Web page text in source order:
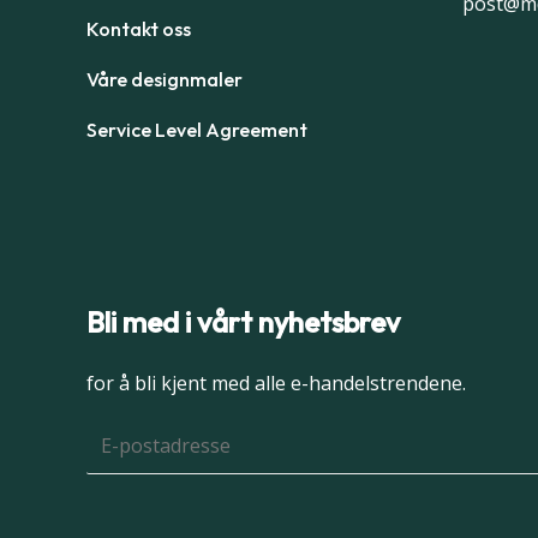
Kontakt oss
Våre designmaler
Service Level Agreement
Bli med i vårt nyhetsbrev
for å bli kjent med alle e-handelstrendene.